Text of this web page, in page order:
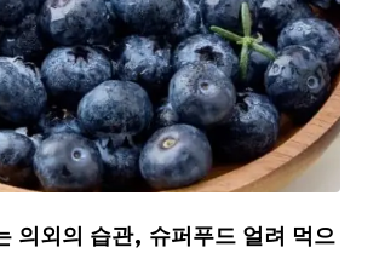
의외의 습관, 슈퍼푸드 얼려 먹으